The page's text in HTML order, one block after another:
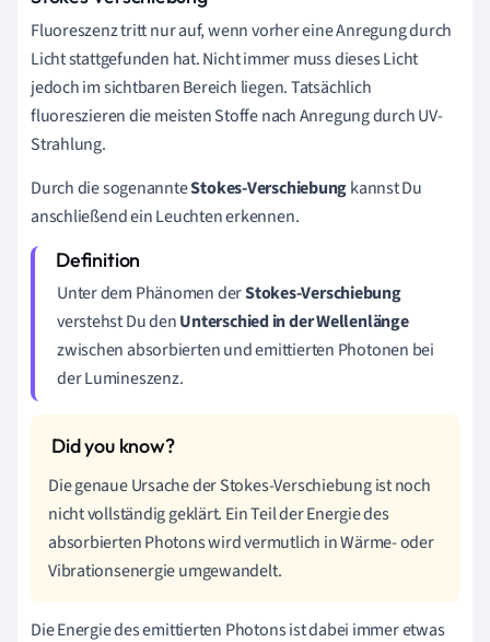
Fluoreszenz tritt nur auf, wenn vorher eine Anregung durch
Licht stattgefunden hat. Nicht immer muss dieses Licht
jedoch im sichtbaren Bereich liegen. Tatsächlich
fluoreszieren die meisten Stoffe nach Anregung durch UV-
Strahlung.
Durch die sogenannteStokes-Verschiebungkannst Du
anschließend ein Leuchten erkennen.
Unter dem Phänomen derStokes-Verschiebung
verstehst Du denUnterschied in der Wellenlänge
zwischen absorbierten und emittierten Photonen bei
der Lumineszenz.
Die genaue Ursache der Stokes-Verschiebung ist noch
nicht vollständig geklärt. Ein Teil der Energie des
absorbierten Photons wird vermutlich in Wärme- oder
Vibrationsenergie umgewandelt.
Die Energie des emittierten Photons ist dabei immer etwas